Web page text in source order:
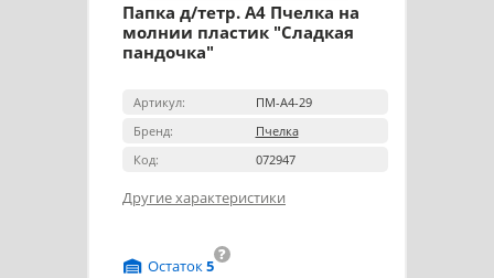
Папка д/тетр. А4 Пчелка на
молнии пластик "Сладкая
пандочка"
Артикул:
ПМ-А4-29
Бренд:
Пчелка
Код:
072947
Другие характеристики
?
Остаток5